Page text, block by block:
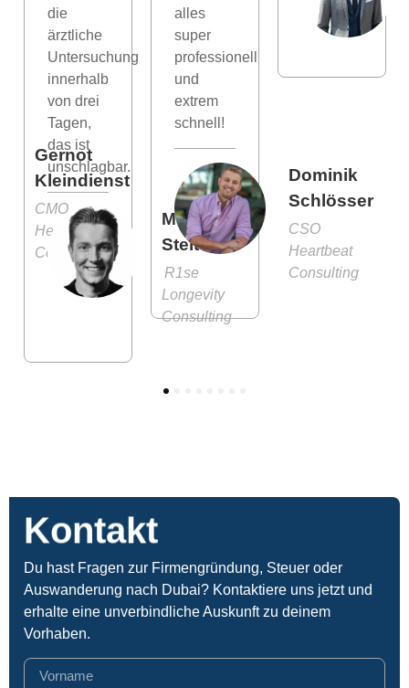
Gernot
Kleindienst
CMO
Heartbeat
Consulting
die
ärztliche
Untersuchung
innerhalb
von drei
Tagen,
das ist
unschlagbar.
Moritz
Stelter
R1se
Longevity
Consulting
alles
super
professionell
und
extrem
schnell!
Dominik
Schlösser
CSO
Heartbeat
Consulting
5
Kontakt
Du hast Fragen zur Firmengründung, Steuer oder
Auswanderung nach Dubai? Kontaktiere uns jetzt und
erhalte eine unverbindliche Auskunft zu deinem
Vorhaben.